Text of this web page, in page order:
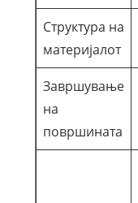
Структура на
материјалот
Завршување
на
површината